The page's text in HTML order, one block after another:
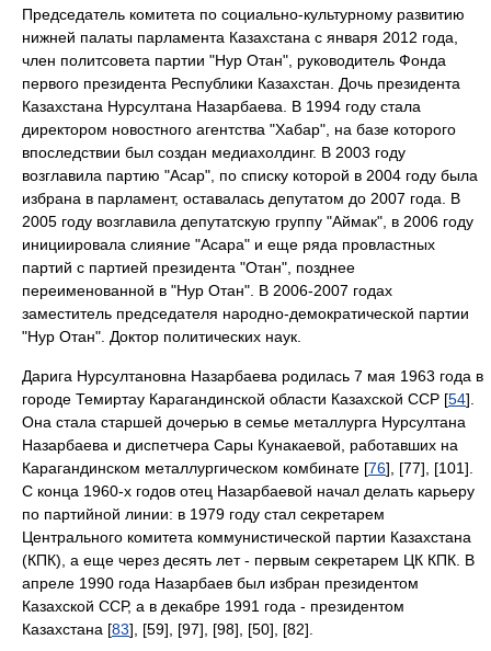
Председатель комитета по социально-культурному развитию
нижней палаты парламента Казахстана с января 2012 года,
член политсовета партии "Нур Отан", руководитель Фонда
первого президента Республики Казахстан. Дочь президента
Казахстана Нурсултана Назарбаева. В 1994 году стала
директором новостного агентства "Хабар", на базе которого
впоследствии был создан медиахолдинг. В 2003 году
возглавила партию "Асар", по списку которой в 2004 году была
избрана в парламент, оставалась депутатом до 2007 года. В
2005 году возглавила депутатскую группу "Аймак", в 2006 году
инициировала слияние "Асара" и еще ряда провластных
партий с партией президента "Отан", позднее
переименованной в "Нур Отан". В 2006-2007 годах
заместитель председателя народно-демократической партии
"Нур Отан". Доктор политических наук.
Дарига Нурсултановна Назарбаева родилась 7 мая 1963 года в
городе Темиртау Карагандинской области Казахской ССР [54].
Она стала старшей дочерью в семье металлурга Нурсултана
Назарбаева и диспетчера Сары Кунакаевой, работавших на
Карагандинском металлургическом комбинате [76], [77], [101].
С конца 1960-х годов отец Назарбаевой начал делать карьеру
по партийной линии: в 1979 году стал секретарем
Центрального комитета коммунистической партии Казахстана
(КПК), а еще через десять лет - первым секретарем ЦК КПК. В
апреле 1990 года Назарбаев был избран президентом
Казахской ССР, а в декабре 1991 года - президентом
Казахстана [83], [59], [97], [98], [50], [82].